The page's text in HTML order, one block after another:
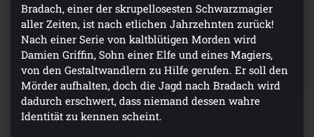
Bradach, einer der skrupellosesten Schwarzmagier
aller Zeiten, ist nach etlichen Jahrzehnten zurück!
Nach einer Serie von kaltblütigen Morden wird
Damien Griffin, Sohn einer Elfe und eines Magiers,
von den Gestaltwandlern zu Hilfe gerufen. Er soll den
Mörder aufhalten, doch die Jagd nach Bradach wird
dadurch erschwert, dass niemand dessen wahre
Identität zu kennen scheint.